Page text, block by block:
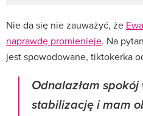
Nie da się nie zauważyć, że
naprawdę promienieje. Na
jest spowodowane, tiktokerka
Odnalazłam spokój
stabilizację i mam